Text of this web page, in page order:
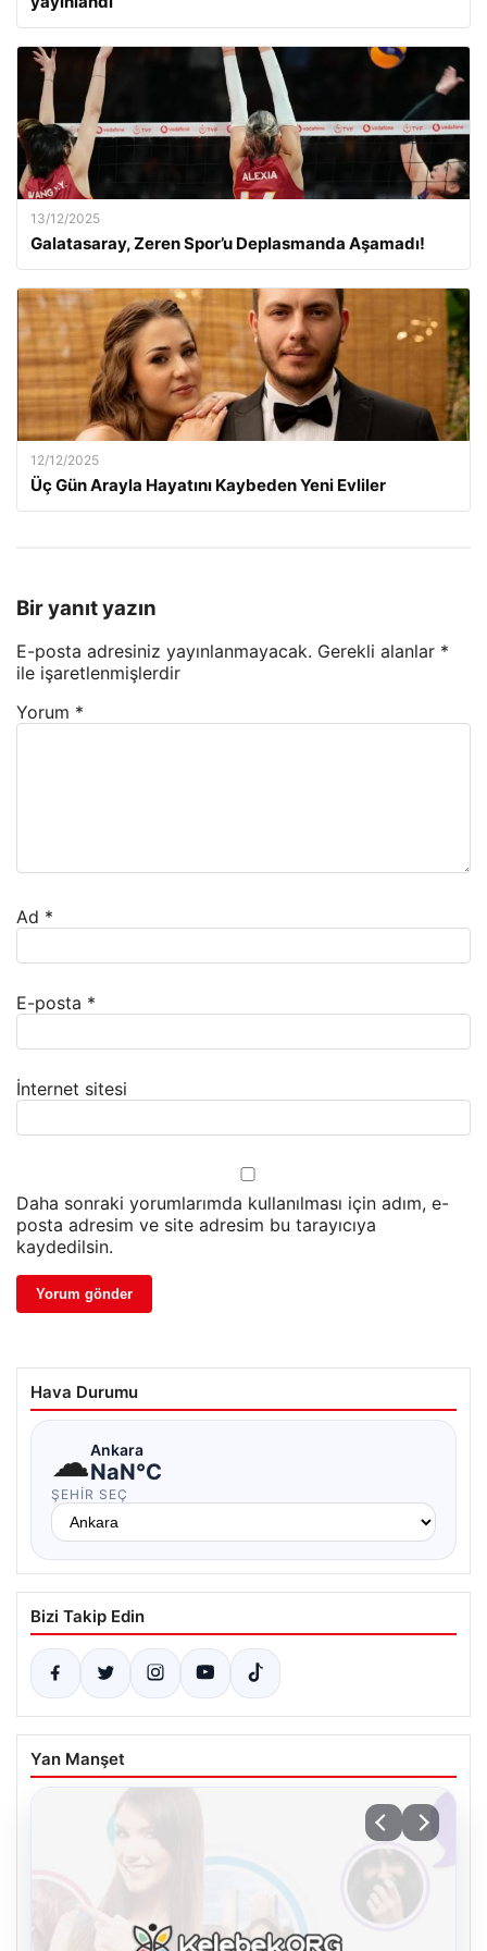
13/12/2025
Galatasaray, Zeren Spor’u Deplasmanda Aşamadı!
12/12/2025
Üç Gün Arayla Hayatını Kaybeden Yeni Evliler
Bir yanıt yazın
E-posta adresiniz yayınlanmayacak. Gerekli alanlar *
ile işaretlenmişlerdir
Yorum *
Ad *
E-posta *
İnternet sitesi
Daha sonraki yorumlarımda kullanılması için adım, e-
posta adresim ve site adresim bu tarayıcıya
kaydedilsin.
Hava Durumu
☁Ankara
NaN°C
ŞEHIR SEÇ
Bizi Takip Edin
Yan Manşet